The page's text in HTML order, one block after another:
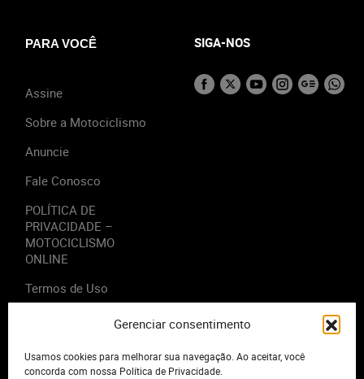
Gerenciar consentimento
Usamos cookies para melhorar sua navegação. Ao aceitar, você
concorda com nossa Política de Privacidade.
PARA VOCÊ
Assine
Sobre a Motociclismo
Anuncie
Fale Conosco
POLÍTICA DE
PRIVACIDADE –
MOTOCICLISMO
ONLINE
Termos de Uso
SIGA-NOS
2023 - Editora Motor Midia. Todos os direitos reservados.